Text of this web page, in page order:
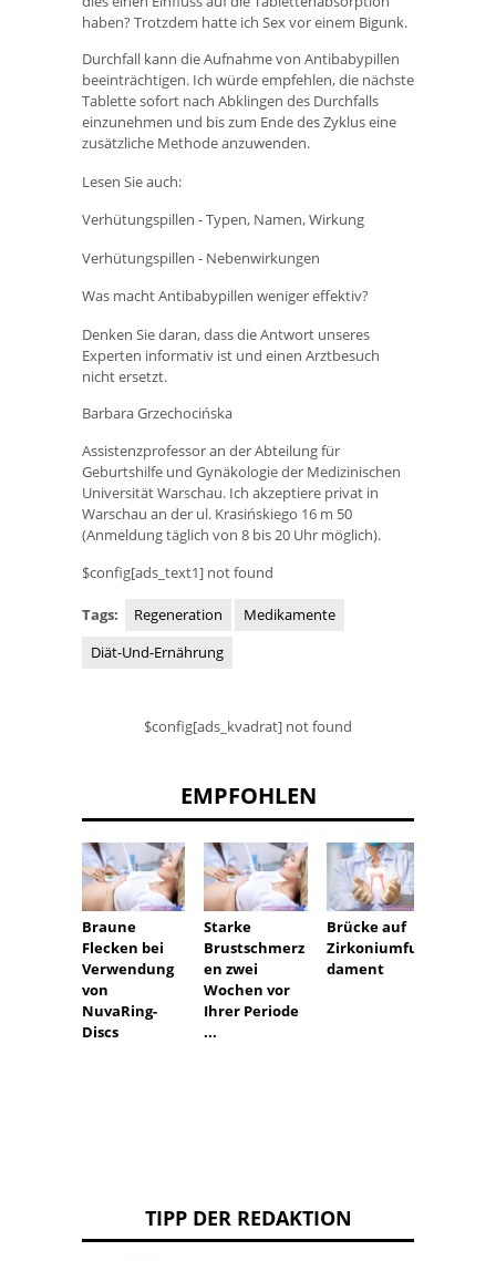
haben? Trotzdem hatte ich Sex vor einem Bigunk.
Durchfall kann die Aufnahme von Antibabypillen
beeinträchtigen. Ich würde empfehlen, die nächste
Tablette sofort nach Abklingen des Durchfalls
einzunehmen und bis zum Ende des Zyklus eine
zusätzliche Methode anzuwenden.
Lesen Sie auch:
Verhütungspillen - Typen, Namen, Wirkung
Verhütungspillen - Nebenwirkungen
Was macht Antibabypillen weniger effektiv?
Denken Sie daran, dass die Antwort unseres
Experten informativ ist und einen Arztbesuch
nicht ersetzt.
Barbara Grzechocińska
Assistenzprofessor an der Abteilung für
Geburtshilfe und Gynäkologie der Medizinischen
Universität Warschau. Ich akzeptiere privat in
Warschau an der ul. Krasińskiego 16 m 50
(Anmeldung täglich von 8 bis 20 Uhr möglich).
$config[ads_text1] not found
Tags: Regeneration
Medikamente
Diät-Und-Ernährung
$config[ads_kvadrat] not found
EMPFOHLEN
Braune
Flecken bei
Verwendung
von
NuvaRing-
Discs
Starke
Brustschmerz
en zwei
Wochen vor
Ihrer Periode
...
Brücke auf
Zirkoniumfun
dament
TIPP DER REDAKTION